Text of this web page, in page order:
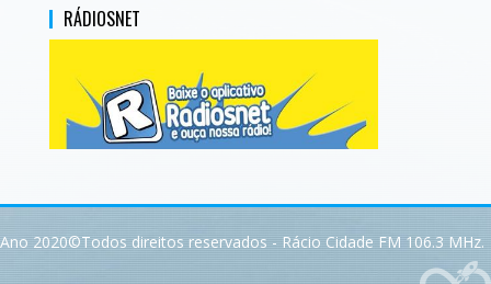
RÁDIOSNET
Ano 2020©Todos direitos reservados - Rácio Cidade FM 106.3 MHz.